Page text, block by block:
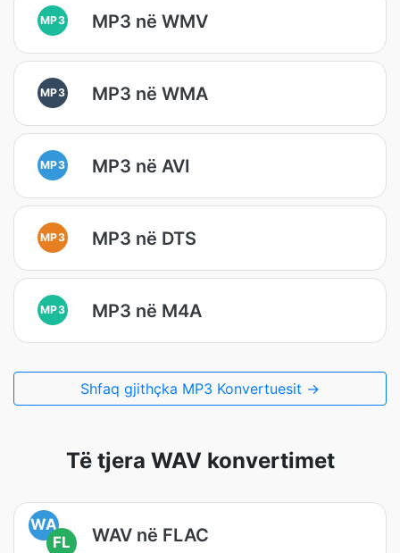
MP3 MP3 në WMV
MP3 MP3 në WMA
MP3 MP3 në AVI
MP3 MP3 në DTS
MP3 MP3 në M4A
Shfaq gjithçka MP3 Konvertuesit →
Të tjera WAV konvertimet
WA
FL
WAV në FLAC